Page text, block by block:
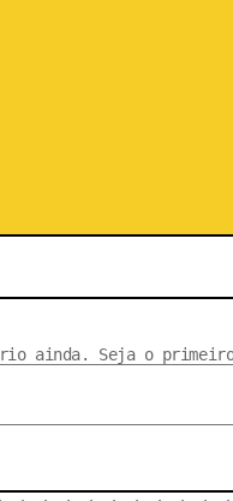
ainda. Seja o